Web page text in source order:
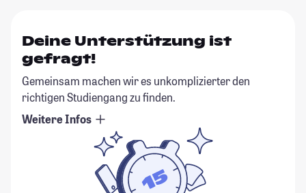
Deine Unterstützung ist
gefragt!
Gemeinsam machen wir es unkomplizierter den
richtigen Studiengang zu finden.
Weitere Infos